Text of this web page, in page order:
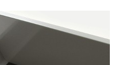
погонному метру.